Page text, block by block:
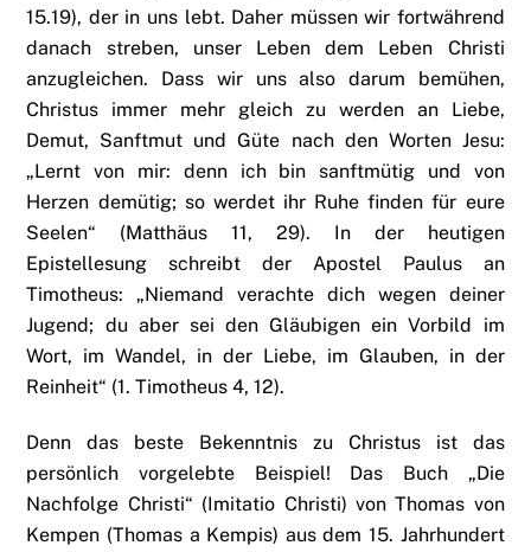
15.19), der in uns lebt. Daher müssen wir fortwährend
danach streben, unser Leben dem Leben Christi
anzugleichen. Dass wir uns also darum bemühen,
Christus immer mehr gleich zu werden an Liebe,
Demut, Sanftmut und Güte nach den Worten Jesu:
„Lernt von mir: denn ich bin sanftmütig und von
Herzen demütig; so werdet ihr Ruhe finden für eure
Seelen“ (Matthäus 11, 29). In der heutigen
Epistellesung schreibt der Apostel Paulus an
Timotheus: „Niemand verachte dich wegen deiner
Jugend; du aber sei den Gläubigen ein Vorbild im
Wort, im Wandel, in der Liebe, im Glauben, in der
Reinheit“ (1. Timotheus 4, 12).
Denn das beste Bekenntnis zu Christus ist das
persönlich vorgelebte Beispiel! Das Buch „Die
Nachfolge Christi“ (Imitatio Christi) von Thomas von
Kempen (Thomas a Kempis) aus dem 15. Jahrhundert